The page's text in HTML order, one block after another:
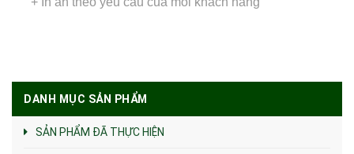
DANH MỤC SẢN PHẨM
SẢN PHẨM ĐÃ THỰC HIỆN